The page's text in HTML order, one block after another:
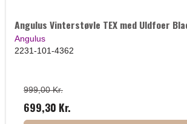
Angulus Vinterstøvle TEX med Uldfoer
Angulus
2231-101-4362
999,00 Kr.
699,30 Kr.